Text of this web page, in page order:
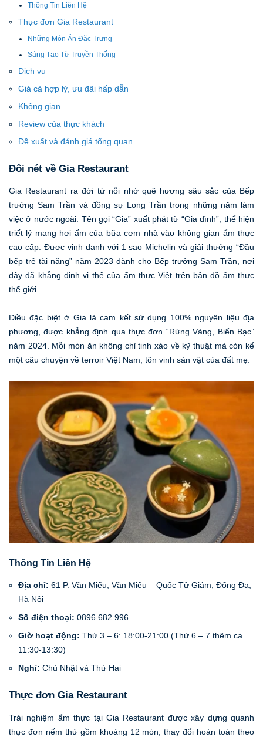
Thông Tin Liên Hệ
Thực đơn Gia Restaurant
Những Món Ăn Đặc Trưng
Sáng Tạo Từ Truyền Thống
Dịch vụ
Giá cả hợp lý, ưu đãi hấp dẫn
Không gian
Review của thực khách
Đề xuất và đánh giá tổng quan
Đôi nét về Gia Restaurant
Gia Restaurant ra đời từ nỗi nhớ quê hương sâu sắc của Bếp
trưởng Sam Trần và đồng sự Long Trần trong những năm làm
việc ở nước ngoài. Tên gọi “Gia” xuất phát từ “Gia đình”, thể hiện
triết lý mang hơi ấm của bữa cơm nhà vào không gian ẩm thực
cao cấp. Được vinh danh với 1 sao Michelin và giải thưởng “Đầu
bếp trẻ tài năng” năm 2023 dành cho Bếp trưởng Sam Trần, nơi
đây đã khẳng định vị thế của ẩm thực Việt trên bản đồ ẩm thực
thế giới.
Điều đặc biệt ở Gia là cam kết sử dụng 100% nguyên liệu địa
phương, được khẳng định qua thực đơn “Rừng Vàng, Biển Bạc”
năm 2024. Mỗi món ăn không chỉ tinh xảo về kỹ thuật mà còn kể
một câu chuyện về terroir Việt Nam, tôn vinh sản vật của đất mẹ.
Thông Tin Liên Hệ
Địa chỉ: 61 P. Văn Miếu, Văn Miếu – Quốc Tử Giám, Đống Đa,
Hà Nội
Số điện thoại: 0896 682 996
Giờ hoạt động: Thứ 3 – 6: 18:00-21:00 (Thứ 6 – 7 thêm ca
11:30-13:30)
Nghỉ: Chủ Nhật và Thứ Hai
Thực đơn Gia Restaurant
Trải nghiệm ẩm thực tại Gia Restaurant được xây dựng quanh
thực đơn nếm thử gồm khoảng 12 món, thay đổi hoàn toàn theo